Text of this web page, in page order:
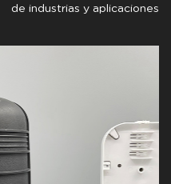
de industrias y aplicaciones